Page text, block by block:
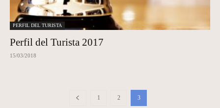
PERFIL DEL TURISTA
Perfil del Turista 2017
15/03/2018
1 2 3